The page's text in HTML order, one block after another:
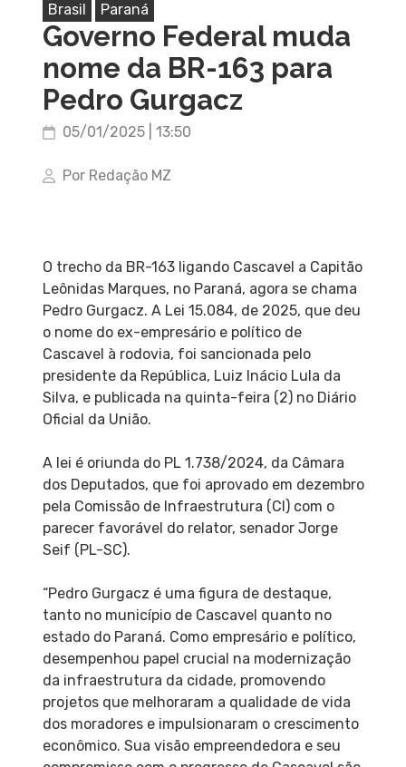
Brasil Paraná
Governo Federal muda
nome da BR-163 para
Pedro Gurgacz
05/01/2025 | 13:50
Por Redação MZ
O trecho da BR-163 ligando Cascavel a Capitão
Leônidas Marques, no Paraná, agora se chama
Pedro Gurgacz. A Lei 15.084, de 2025, que deu
o nome do ex-empresário e político de
Cascavel à rodovia, foi sancionada pelo
presidente da República, Luiz Inácio Lula da
Silva, e publicada na quinta-feira (2) no Diário
Oficial da União.
A lei é oriunda do PL 1.738/2024, da Câmara
dos Deputados, que foi aprovado em dezembro
pela Comissão de Infraestrutura (CI) com o
parecer favorável do relator, senador Jorge
Seif (PL-SC).
“Pedro Gurgacz é uma figura de destaque,
tanto no município de Cascavel quanto no
estado do Paraná. Como empresário e político,
desempenhou papel crucial na modernização
da infraestrutura da cidade, promovendo
projetos que melhoraram a qualidade de vida
dos moradores e impulsionaram o crescimento
econômico. Sua visão empreendedora e seu